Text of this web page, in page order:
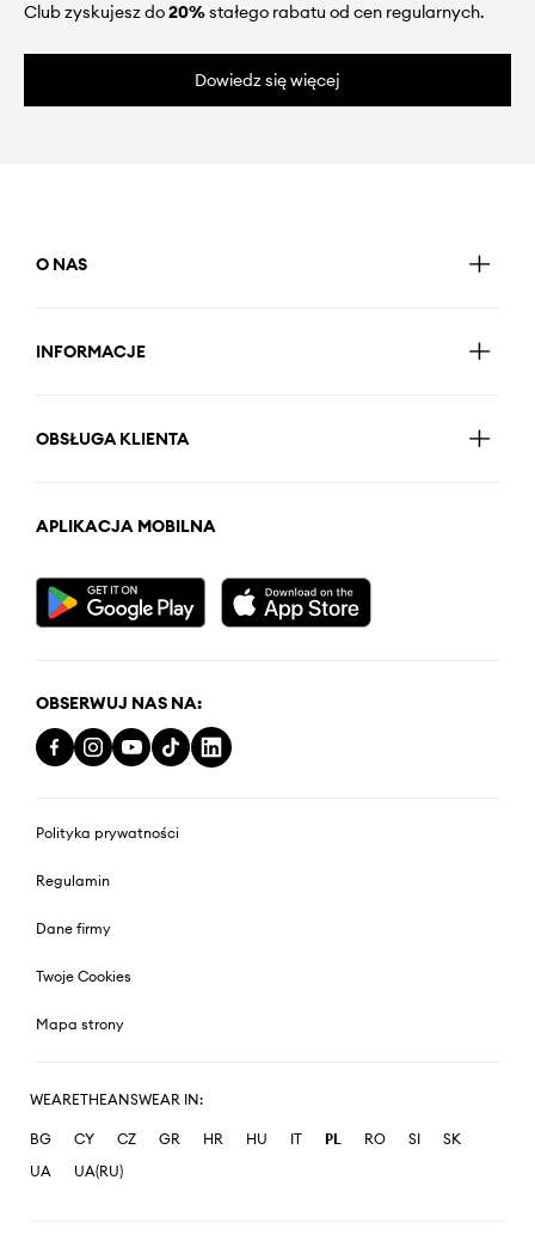
Club zyskujesz do20%stałego rabatu od cen regularnych.
Dowiedz się więcej
O NAS
INFORMACJE
OBSŁUGA KLIENTA
APLIKACJA MOBILNA
OBSERWUJ NAS NA:
Polityka prywatności
Regulamin
Dane firmy
Twoje Cookies
Mapa strony
WEARETHEANSWEAR IN:
BG CY CZ GR HR HU IT PL RO SI
SK
UA
UA(RU)